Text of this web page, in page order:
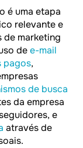
é uma etapa
relevante e
de marketing
dee-mail
pagos,
de busca
da empresa
e
através de